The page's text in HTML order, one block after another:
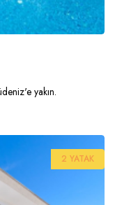
yakın.
2 YATAK